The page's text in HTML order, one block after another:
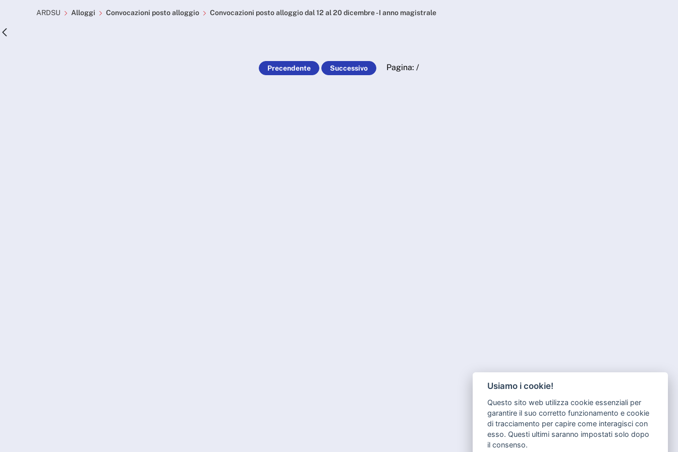
Skip to Main Content
Convocazioni posto alloggio dal 12 al 20 dicembre - I anno magistrale -
ARDSU Alloggi Convocazioni posto alloggio Convocazioni posto alloggio dal 12 al 20 dicembre - I anno magistrale
Precendente Successivo Pagina: /
Usiamo i cookie!
Questo sito web utilizza cookie essenziali per
garantire il suo corretto funzionamento e cookie
di tracciamento per capire come interagisci con
esso. Questi ultimi saranno impostati solo dopo
il consenso.